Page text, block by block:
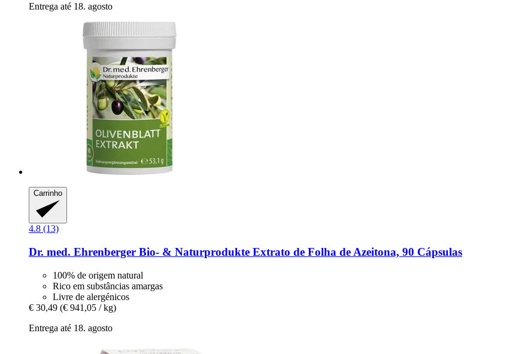
Entrega até 18. agosto
Carrinho
4.8 (13)
Dr. med. Ehrenberger Bio- & Naturprodukte Extrato de Folha de Azeitona, 90 Cápsulas
100% de origem natural
Rico em substâncias amargas
Livre de alergénicos
€ 30,49 (€ 941,05 / kg)
Entrega até 18. agosto